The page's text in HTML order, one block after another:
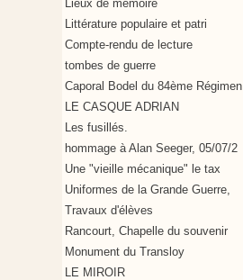
Lieux de mémoire
Littérature populaire et patri
Compte-rendu de lecture
tombes de guerre
Caporal Bodel du 84ème Régimen
LE CASQUE ADRIAN
Les fusillés.
hommage à Alan Seeger, 05/07/2
Une "vieille mécanique" le tax
Uniformes de la Grande Guerre,
Travaux d'élèves
Rancourt, Chapelle du souvenir
Monument du Transloy
LE MIROIR